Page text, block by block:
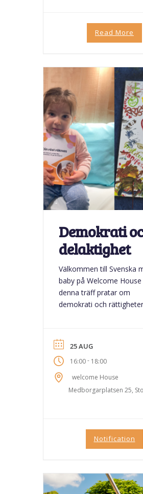
Read More
Demokrati
delaktighet
Välkommen till Svenska
baby på Welcome House
denna träff pratar om
demokrati och
pyssel! Det blir en fin stund
tillsammans med
och gemenskap! Som
våra träffar gratis! Till
träff välkomnar vi
25 AUG
16:00- 18:00
welcome House
Medborgarplatsen 25,
Notification